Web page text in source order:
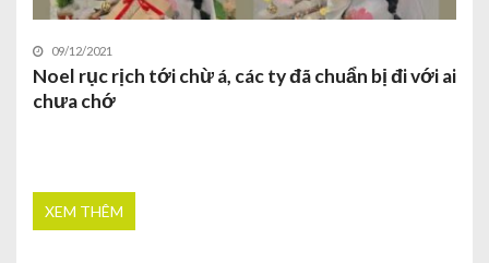
09/12/2021
Noel rục rịch tới chừ á, các ty đã chuẩn bị đi với ai
chưa chớ
XEM THÊM